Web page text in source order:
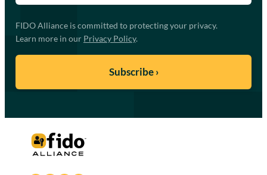
FIDO Alliance is committed to protecting your privacy.
Learn more in our Privacy Policy.